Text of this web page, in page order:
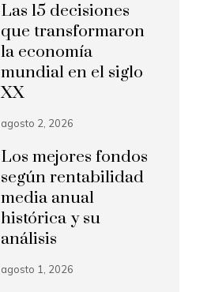
Las 15 decisiones
que transformaron
la economía
mundial en el siglo
XX
agosto 2, 2026
Los mejores fondos
según rentabilidad
media anual
histórica y su
análisis
agosto 1, 2026